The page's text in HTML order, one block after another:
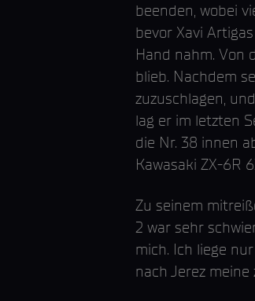
beenden, wobei
bevor Xavi
Hand nahm. Von
blieb. Nachdem
zuzuschlagen,
lag er im letzten
die Nr. 38 innen
Kawasaki ZX-6R
Zu seinem
2 war sehr
mich. Ich liege
nach Jerez